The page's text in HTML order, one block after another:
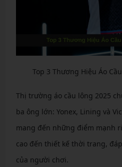
Top 3 Thương Hiệu Áo
Thị trường áo cầu lông 2025
ba ông lớn: Yonex, Lining và
mang đến những điểm mạnh
cao đến thiết kế thời trang,
của người chơi.